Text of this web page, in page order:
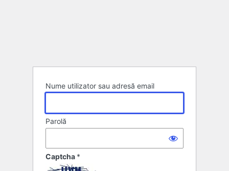
Nume utilizator sau adresă email
Parolă
Captcha *